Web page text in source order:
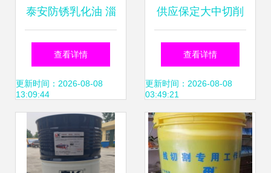
泰安防锈乳化油 淄
恒特种油，专业的
乳化油提供商
查看详情
更新时间：2026-08-08
13:09:44
供应保定大中切削
液 乳化油厂家批发
订购的全面指南
查看详情
更新时间：2026-08-08
03:49:21